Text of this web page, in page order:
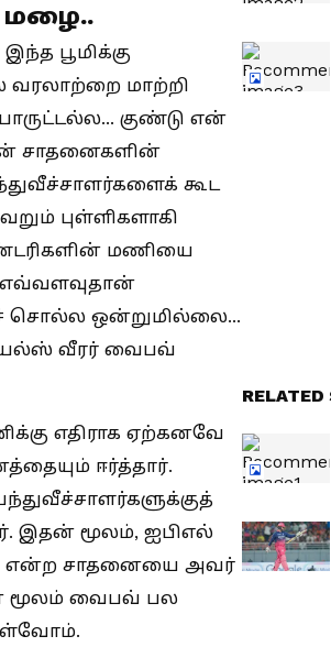
பூமிக்கு
மாற்றி
குண்டு என்
சாதனைகளின்
கூட
புள்ளிகளாகி
மணியை
சொல்ல ஒன்றுமில்லை...
வீரர் வைபவ்
எதிராக ஏற்கனவே
ஈர்த்தார்.
இதன் மூலம், ஐபிஎல்
என்ற சாதனையை அவர்
மூலம் வைபவ் பல
RELATED